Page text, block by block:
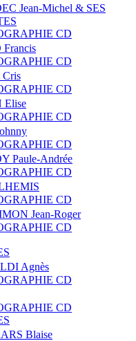
Jean-Michel & SES
CD
CD
CD
Elise
CD
CD
Paule-Andrée
CD
CD
Jean-Roger
CD
Agnès
CD
CD
Blaise